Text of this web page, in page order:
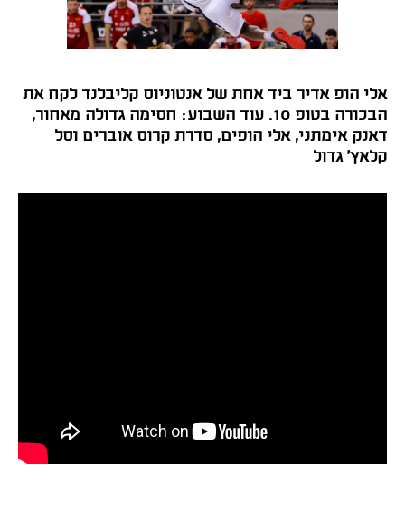
אלי הופ אדיר ביד אחת של אנטוניוס קליבלנד לקח את
הבכורה בטופ 10. עוד השבוע: חסימה גדולה מאחור,
דאנק אימתני, אלי הופים, סדרת קרוס אוברים וסל
קלאץ' גדול